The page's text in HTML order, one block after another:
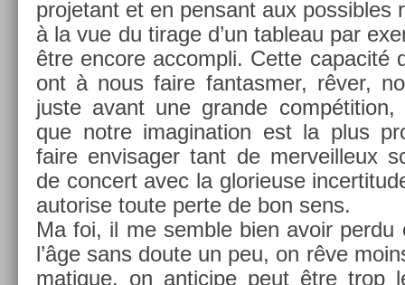
pro­jetant et en pen­sant aux pos­sibles
à la vue du tirage d’un tab­leau par
être en­core ac­compli. Cette capacité
ont à nous faire fan­tasm­er, rêver,
juste avant une gran­de com­péti­tion,
que notre im­agina­tion est la plus
faire en­visag­er tant de mer­veil­leux
de con­cert avec la glorieuse
auto­r­ise toute perte de bon sens.
Ma foi, il me semble bien avoir perdu
l’âge sans doute un peu, on rêve
matique, on anti­cipe peut être trop